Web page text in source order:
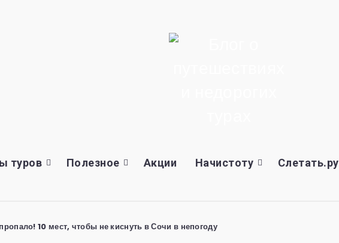
туров Полезное Акции Начистоту Слетать.ру
10 мест, чтобы не киснуть в Сочи в непогоду